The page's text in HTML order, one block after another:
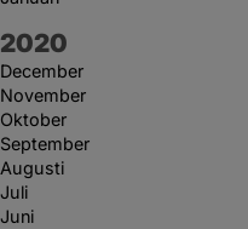
År:
2020
December
November
Oktober
September
Augusti
Juli
Juni